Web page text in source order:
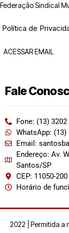
Federação Sindical
Política de
ACESSAR EMAIL
Fale
Fone: (13) 3202
WhatsApp: (13)
Email:
Endereço: Av.
Santos/SP
CEP: 11050-200
Horário de
2022 | Permitida